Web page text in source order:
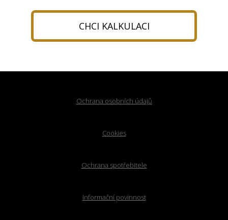
CHCI KALKULACI
Ochrana osobních údajů
Cookies
Ochrana spotřebitele
Informační povinnost